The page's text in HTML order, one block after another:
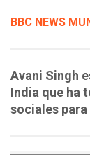
BBC NEWS
Avani Singh
India que ha
sociales